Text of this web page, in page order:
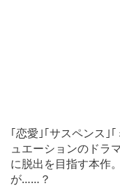
｢恋愛｣｢サスペンス｣
ュエーションのドラ
に脱出を目指す本作
が……？